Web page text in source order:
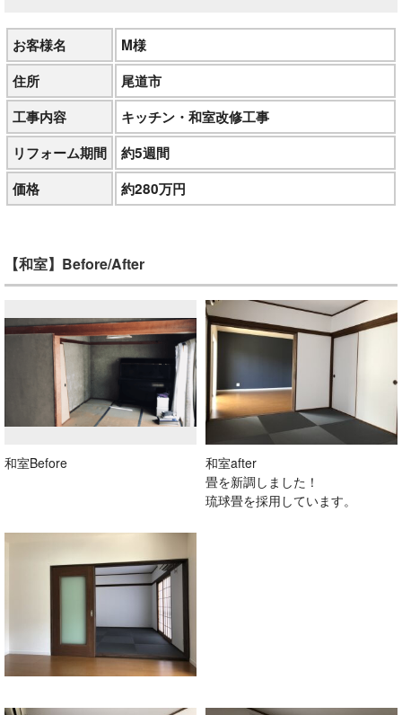
お客様名
M様
住所
尾道市
工事内容
キッチン・和室改修工事
リフォーム期間
約5週間
価格
約280万円
【和室】Before/After
和室Before
和室after
畳を新調しました！
琉球畳を採用しています。